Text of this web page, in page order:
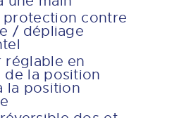
protection contre
/ dépliage
réglable en
de la position
la position